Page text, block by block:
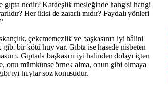
gıpta nedir? Kardeşlik mesleğinde hangisi hangi
Her ikisi de zararlı mıdır? Faydalı yönleri
çekememezlik ve başkasının iyi hâlini
gibi bir kötü huy var. Gıbta ise hasede nisbeten
Gıptada başkasını iyi halinden dolayı içten
onu mümkünse örnek alma, onun gibi olmaya
iyi huylar söz konusudur.